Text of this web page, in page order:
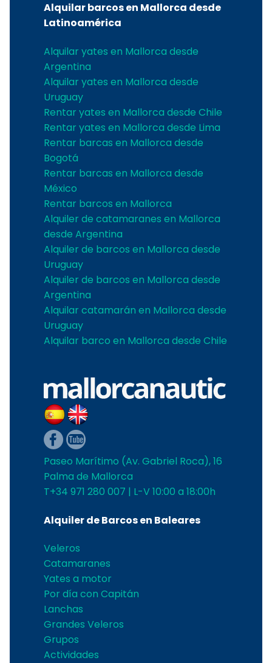
Alquilar barcos en Mallorca desde
Latinoamérica
Alquilar yates en Mallorca desde
Argentina
Alquilar yates en Mallorca desde
Uruguay
Rentar yates en Mallorca desde Chile
Rentar yates en Mallorca desde Lima
Rentar barcas en Mallorca desde
Bogotá
Rentar barcas en Mallorca desde
México
Rentar barcos en Mallorca
Alquiler de catamaranes en Mallorca
desde Argentina
Alquiler de barcos en Mallorca desde
Uruguay
Alquiler de barcos en Mallorca desde
Argentina
Alquilar catamarán en Mallorca desde
Uruguay
Alquilar barco en Mallorca desde Chile
Paseo Marítimo (Av. Gabriel Roca), 16
Palma de Mallorca
T+34 971 280 007 | L-V 10:00 a 18:00h
Alquiler de Barcos en Baleares
Veleros
Catamaranes
Yates a motor
Por día con Capitán
Lanchas
Grandes Veleros
Grupos
Actividades